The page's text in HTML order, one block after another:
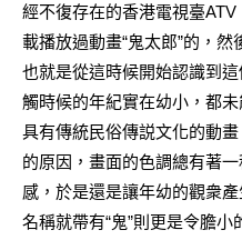
經不復存在的香港電視臺
載播放過動畫“鬼太郎”的，然
也就是從這時候開始認識到
觸時候的年紀實在幼小，都
具有傳統民俗傳説文化的動
的原因，畫面的色調總有著
感，於是還是讓年幼的觀衆
名稱就帶有“鬼”則更是令膽小